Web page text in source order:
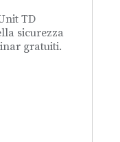
TD
sicurezza
gratuiti.